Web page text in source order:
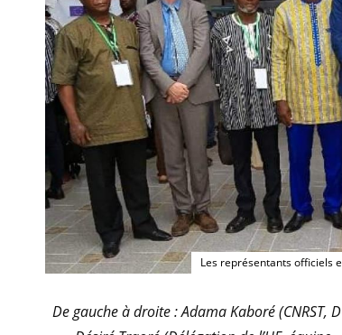
Les représentants officiels
De gauche à droite : Adama Kaboré